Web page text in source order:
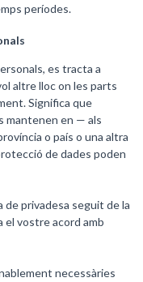
períodes.
es tracta a
altre lloc on les parts
Significa que
mantenen en — als
o país o una altra
de dades poden
privadesa seguit de la
vostre acord amb
necessàries